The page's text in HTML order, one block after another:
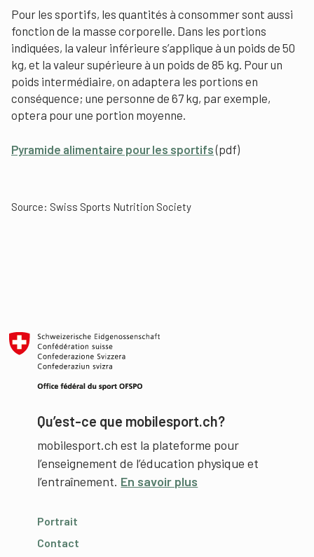
Pour les sportifs, les quantités à consommer sont aussi
fonction de la masse corporelle. Dans les portions
indiquées, la valeur inférieure s’applique à un poids de 50
kg, et la valeur supérieure à un poids de 85 kg. Pour un
poids intermédiaire, on adaptera les portions en
conséquence; une personne de 67 kg, par exemple,
optera pour une portion moyenne.
Pyramide alimentaire pour les sportifs(pdf)
Source: Swiss Sports Nutrition Society
Qu’est-ce que mobilesport.ch?
mobilesport.ch est la plateforme pour
l’enseignement de l’éducation physique et
l’entraînement. En savoir plus
Portrait
Contact